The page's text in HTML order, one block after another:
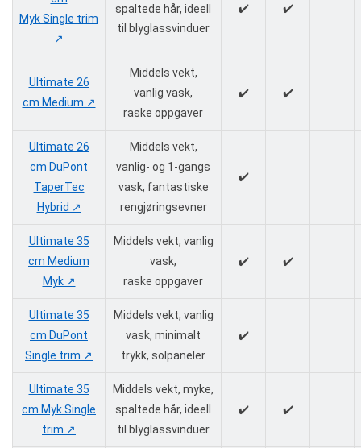
Myk Single trim
↗️
spaltede hår, ideell
til blyglassvinduer
✔️ ✔️
Ultimate 26
cm Medium ↗️
Middels vekt,
vanlig vask,
raske oppgaver
✔️ ✔️
Ultimate 26
cm DuPont
TaperTec
Hybrid ↗️
Middels vekt,
vanlig- og 1-gangs
vask, fantastiske
rengjøringsevner
✔️
Ultimate 35
cm Medium
Myk ↗️
Middels vekt, vanlig
vask,
raske oppgaver
✔️ ✔️
Ultimate 35
cm DuPont
Single trim ↗️
Middels vekt, vanlig
vask, minimalt
trykk, solpaneler
✔️
Ultimate 35
cm Myk Single
trim ↗️
Middels vekt, myke,
spaltede hår, ideell
til blyglassvinduer
✔️ ✔️